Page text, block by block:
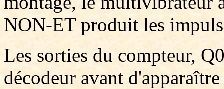
NON-ET produit les
Les sorties du compteur,
décodeur avant